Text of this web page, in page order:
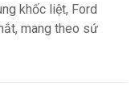
khốc liệt, Ford
mang theo sứ